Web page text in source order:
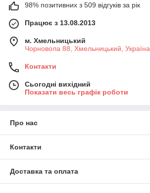
98% позитивних з 509 відгуків за рік
Працює з 13.08.2013
м. Хмельницький
Чорновола 88, Хмельницький, Україна
Контакти
Сьогодні вихідний
Показати весь графік роботи
Про нас
Контакти
Доставка та оплата